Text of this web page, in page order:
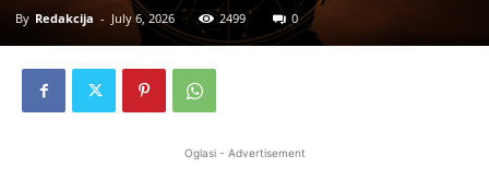
By Redakcija - July 6, 2026 2499 0
Oglasi - Advertisement